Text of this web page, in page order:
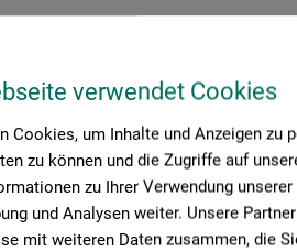
verwendet Cookies
Cookies, um Inhalte und Anzeigen zu
zu können und die Zugriffe auf
zu Ihrer Verwendung
und Analysen weiter. Unsere
mit weiteren Daten zusammen, die